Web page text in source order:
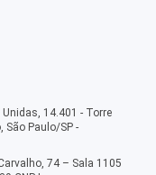
14.401 - Torre
São Paulo/SP -
74 – Sala 1105